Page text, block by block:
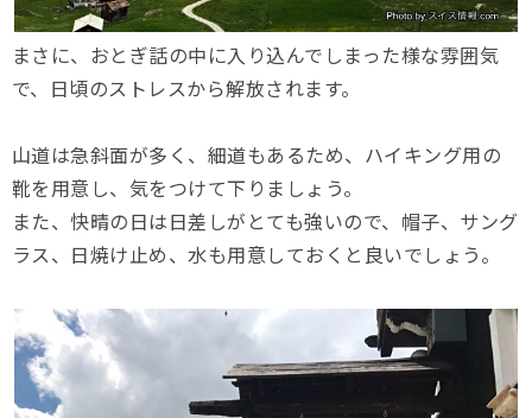
まさに、おとぎ話の中に入り込んでしまった様な雰囲気
で、日頃のストレスから解放されます。
山道は急斜面が多く、細道もあるため、ハイキング用の
靴を用意し、気をつけて下りましょう。
また、快晴の日は日差しがとても強いので、帽子、サング
ラス、日焼け止め、水も用意しておくと良いでしょう。